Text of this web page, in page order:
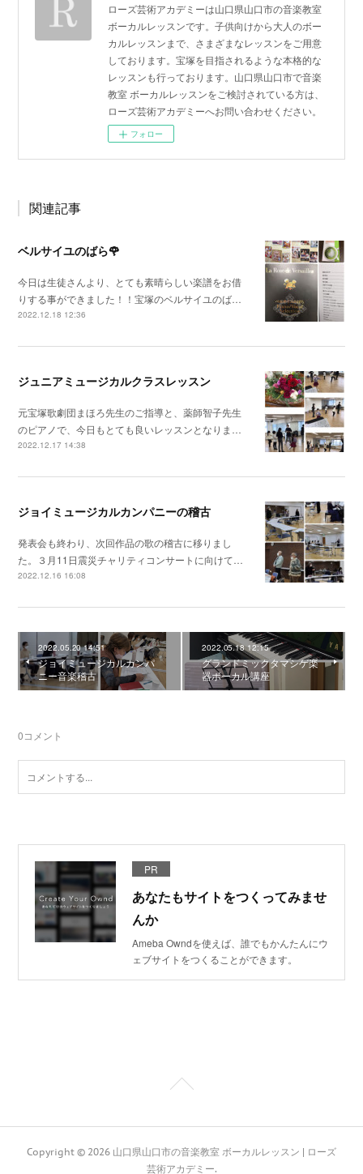
ローズ芸術アカデミーは山口県山口市の音楽教室
ボーカルレッスンです。子供向けから大人のボー
カルレッスンまで、さまざまなレッスンをご用意
しております。宝塚を目指されるような本格的な
レッスンも行っております。山口県山口市で音楽
教室 ボーカルレッスンをご検討されている方は、
ローズ芸術アカデミーへお問い合わせください。
フォロー
関連記事
ベルサイユのばら🌹
今日は生徒さんより、とても素晴らしい楽譜をお借
りする事ができました！！宝塚のベルサイユのば…
2022.12.18 12:36
ジュニアミュージカルクラスレッスン
元宝塚歌劇団まほろ先生のご指導と、薬師智子先生
のピアノで、今日もとても良いレッスンとなりま…
2022.12.17 14:38
ジョイミュージカルカンパニーの稽古
発表会も終わり、次回作品の歌の稽古に移りまし
た。３月11日震災チャリティコンサートに向けて…
2022.12.16 16:08
2022.05.20 14:51
ジョイミュージカルカンパ
ニー音楽稽古
2022.05.18 12:15
グランドミックタマシゲ楽
器ボーカル講座
0コメント
PR
あなたもサイトをつくってみませ
んか
Ameba Owndを使えば、誰でもかんたんにウ
ェブサイトをつくることができます。
Copyright © 2026 山口県山口市の音楽教室 ボーカルレッスン | ローズ
芸術アカデミー.